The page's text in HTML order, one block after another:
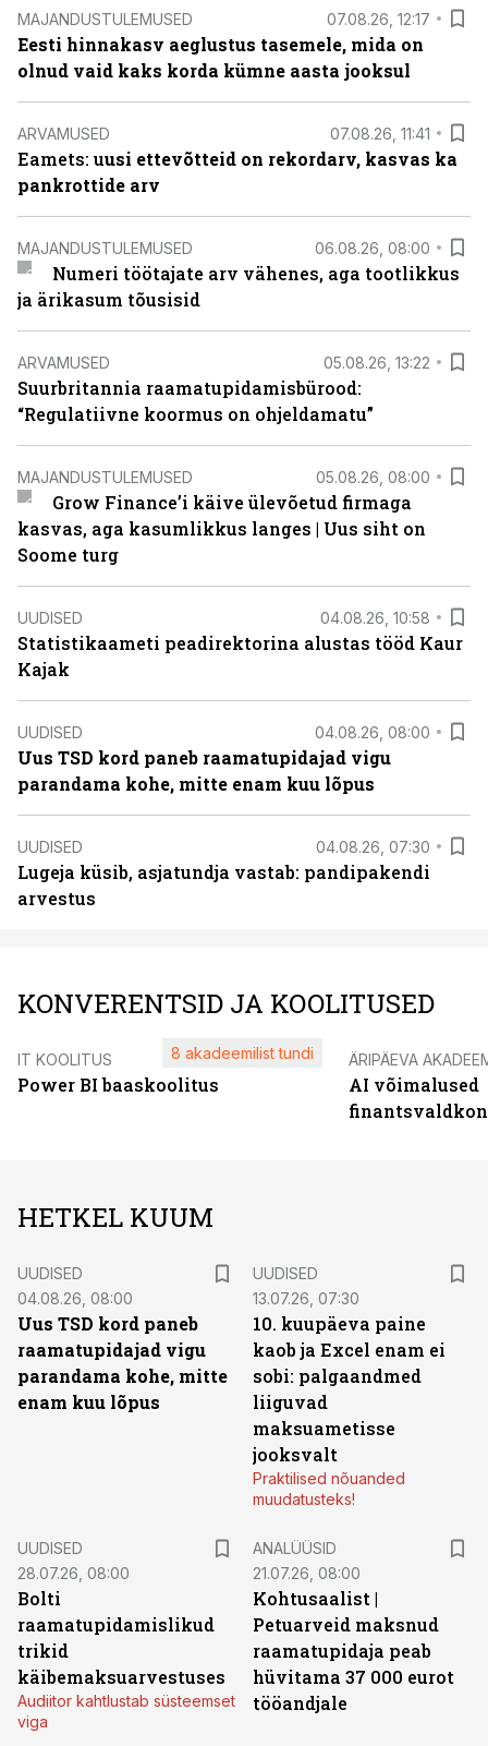
MAJANDUSTULEMUSED 07.08.26, 12:17
Eesti hinnakasv aeglustus tasemele, mida on
olnud vaid kaks korda kümne aasta jooksul
ARVAMUSED 07.08.26, 11:41
Eamets: uusi ettevõtteid on rekordarv, kasvas ka
pankrottide arv
MAJANDUSTULEMUSED 06.08.26, 08:00
Numeri töötajate arv vähenes, aga tootlikkus
ja ärikasum tõusisid
ARVAMUSED 05.08.26, 13:22
Suurbritannia raamatupidamisbürood:
“Regulatiivne koormus on ohjeldamatu”
MAJANDUSTULEMUSED 05.08.26, 08:00
Grow Finance’i käive ülevõetud firmaga
kasvas, aga kasumlikkus langes | Uus siht on
Soome turg
UUDISED 04.08.26, 10:58
Statistikaameti peadirektorina alustas tööd Kaur
Kajak
UUDISED 04.08.26, 08:00
Uus TSD kord paneb raamatupidajad vigu
parandama kohe, mitte enam kuu lõpus
UUDISED 04.08.26, 07:30
Lugeja küsib, asjatundja vastab: pandipakendi
arvestus
KONVERENTSID JA KOOLITUSED
IT KOOLITUS
Power BI baaskoolitus
8 akadeemilist tundi ÄRIPÄEVA
AI võimalused
HETKEL KUUM
UUDISED
04.08.26, 08:00
Uus TSD kord paneb
raamatupidajad vigu
parandama kohe, mitte
enam kuu lõpus
UUDISED
13.07.26, 07:30
10. kuupäeva paine
kaob ja Excel enam ei
sobi: palgaandmed
liiguvad
maksuametisse
jooksvalt
Praktilised nõuanded
muudatusteks!
UUDISED
28.07.26, 08:00
Bolti
raamatupidamislikud
trikid
käibemaksuarvestuses
Audiitor kahtlustab süsteemset
viga
ANALÜÜSID
21.07.26, 08:00
Kohtusaalist |
Petuarveid maksnud
raamatupidaja peab
hüvitama 37 000 eurot
tööandjale